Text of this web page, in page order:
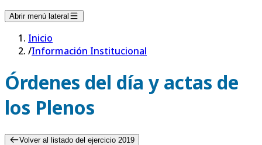
Abrir menú lateral
Inicio
/Información Institucional
Órdenes del día y actas de
los Plenos
Volver al listado del ejercicio 2019